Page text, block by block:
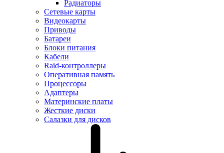
Радиаторы
Сетевые карты
Видеокарты
Приводы
Батареи
Блоки питания
Кабели
Raid-контроллеры
Оперативная память
Процессоры
Адаптеры
Материнские платы
Жесткие диски
Салазки для дисков